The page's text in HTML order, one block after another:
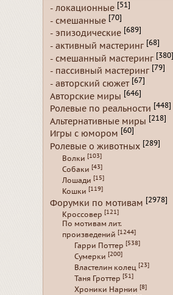
- локационные [51]
- смешанные [70]
- эпизодические [689]
- активный мастеринг [68]
- смешанный мастеринг [380]
- пассивный мастеринг [79]
- авторский сюжет [67]
Авторские миры [646]
Ролевые по реальности [448]
Альтернативные миры [218]
Игры с юмором [60]
Ролевые о животных [289]
Волки [103]
Собаки [43]
Лошади [15]
Кошки [119]
Форумки по мотивам [2978]
Кроссовер [121]
По мотивам лит.
произведений [1244]
Гарри Поттер [538]
Сумерки [200]
Властелин колец [23]
Таня Гроттер [51]
Хроники Нарнии [8]